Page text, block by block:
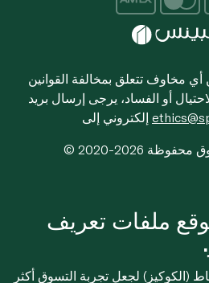
مخاوف تتعلق بمخالفة القوانين
أو الفساد، يرجى إرسال بريد
محفوظة
ملفات تعريف
(الكوكيز) لجعل تجربة التسوق أكثر